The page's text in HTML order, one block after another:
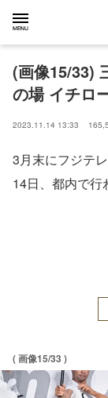
(画像15/33)
の場 イチロ
2023.11.14 13:33
3月末にフジテ
14日、都内で行
( 画像15/33 )